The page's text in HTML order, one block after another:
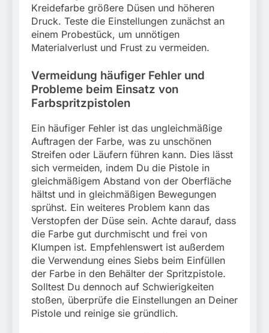
Kreidefarbe größere Düsen und höheren
Druck. Teste die Einstellungen zunächst an
einem Probestück, um unnötigen
Materialverlust und Frust zu vermeiden.
Vermeidung häufiger Fehler und
Probleme beim Einsatz von
Farbspritzpistolen
Ein häufiger Fehler ist das ungleichmäßige
Auftragen der Farbe, was zu unschönen
Streifen oder Läufern führen kann. Dies lässt
sich vermeiden, indem Du die Pistole in
gleichmäßigem Abstand von der Oberfläche
hältst und in gleichmäßigen Bewegungen
sprühst. Ein weiteres Problem kann das
Verstopfen der Düse sein. Achte darauf, dass
die Farbe gut durchmischt und frei von
Klumpen ist. Empfehlenswert ist außerdem
die Verwendung eines Siebs beim Einfüllen
der Farbe in den Behälter der Spritzpistole.
Solltest Du dennoch auf Schwierigkeiten
stoßen, überprüfe die Einstellungen an Deiner
Pistole und reinige sie gründlich.